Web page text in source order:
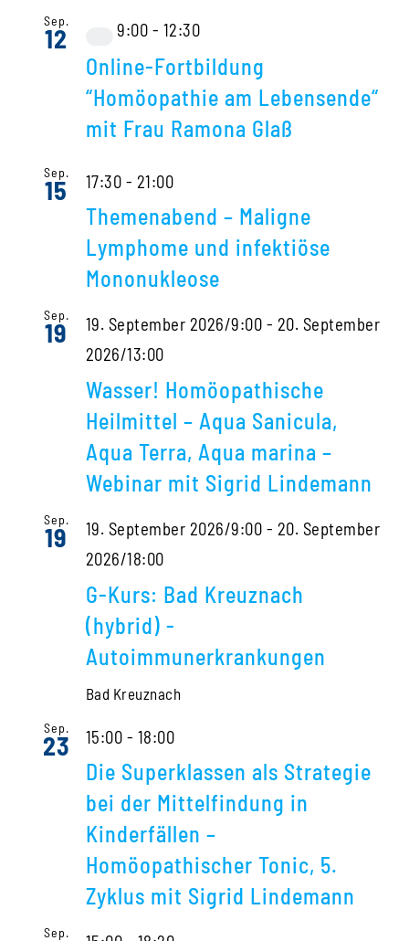
Sep.
12
Veranstaltung
9:00 - 12:30
Online-Fortbildung
“Homöopathie am Lebensende“
mit Frau Ramona Glaß
Sep.
15 17:30 - 21:00
Themenabend – Maligne
Lymphome und infektiöse
Mononukleose
Sep.
19 19. September 2026/9:00 - 20. September
2026/13:00
Wasser! Homöopathische
Heilmittel – Aqua Sanicula,
Aqua Terra, Aqua marina –
Webinar mit Sigrid Lindemann
Sep.
19 19. September 2026/9:00 - 20. September
2026/18:00
G-Kurs: Bad Kreuznach
(hybrid) -
Autoimmunerkrankungen
Bad Kreuznach
Sep.
23 15:00 - 18:00
Die Superklassen als Strategie
bei der Mittelfindung in
Kinderfällen –
Homöopathischer Tonic, 5.
Zyklus mit Sigrid Lindemann
Sep.